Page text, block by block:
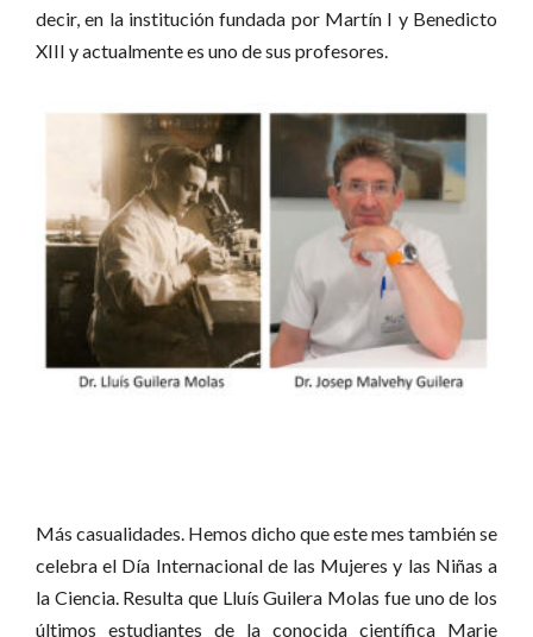
decir, en la institución fundada por Martín I y Benedicto
XIII y actualmente es uno de sus profesores.
Más casualidades. Hemos dicho que este mes también se
celebra el Día Internacional de las Mujeres y las Niñas a
la Ciencia. Resulta que Lluís Guilera Molas fue uno de los
últimos estudiantes de la conocida científica Marie